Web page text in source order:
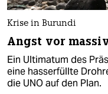
Krise in Burundi
Angst vor
Ein Ultimatum des
eine hasserfüllte
die UNO auf den Plan.